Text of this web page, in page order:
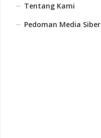
Tentang Kami
Pedoman Media Siber